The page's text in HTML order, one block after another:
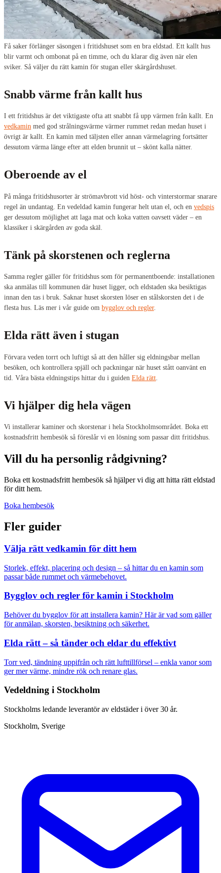
Få saker förlänger säsongen i fritidshuset som en bra eldstad. Ett kallt hus
blir varmt och ombonat på en timme, och du klarar dig även när elen
sviker. Så väljer du rätt kamin för stugan eller skärgårdshuset.
Snabb värme från kallt hus
I ett fritidshus är det viktigaste ofta att snabbt få upp värmen från kallt. En
vedkamin med god strålningsvärme värmer rummet redan medan huset i
övrigt är kallt. En kamin med täljsten eller annan värmelagring fortsätter
dessutom värma länge efter att elden brunnit ut – skönt kalla nätter.
Oberoende av el
På många fritidshusorter är strömavbrott vid höst- och vinterstormar snarare
regel än undantag. En vedeldad kamin fungerar helt utan el, och en vedspis
ger dessutom möjlighet att laga mat och koka vatten oavsett väder – en
klassiker i skärgården av goda skäl.
Tänk på skorstenen och reglerna
Samma regler gäller för fritidshus som för permanentboende: installationen
ska anmälas till kommunen där huset ligger, och eldstaden ska besiktigas
innan den tas i bruk. Saknar huset skorsten löser en stålskorsten det i de
flesta hus. Läs mer i vår guide om bygglov och regler.
Elda rätt även i stugan
Förvara veden torrt och luftigt så att den håller sig eldningsbar mellan
besöken, och kontrollera spjäll och packningar när huset stått oanvänt en
tid. Våra bästa eldningstips hittar du i guiden Elda rätt
Vi hjälper dig hela vägen
Vi installerar kaminer och skorstenar i hela Stockholmsområdet. Boka ett
kostnadsfritt hembesök så föreslår vi en lösning som passar ditt fritidshus.
Vill du ha personlig rådgivning?
Boka ett kostnadsfritt hembesök så hjälper vi dig att hitta rätt eldstad
för ditt hem.
Boka hembesök
Fler guider
Välja rätt vedkamin för ditt hem
Storlek, effekt, placering och design – så hittar du en kamin som
passar både rummet och värmebehovet.
Bygglov och regler för kamin i Stockholm
Behöver du bygglov för att installera kamin? Här är vad som gäller
för anmälan, skorsten, besiktning och säkerhet.
Elda rätt – så tänder och eldar du effektivt
Torr ved, tändning uppifrån och rätt lufttillförsel – enkla vanor som
ger mer värme, mindre rök och renare glas.
Vedeldning i Stockholm
Stockholms ledande leverantör av eldstäder i över 30 år.
Stockholm, Sverige